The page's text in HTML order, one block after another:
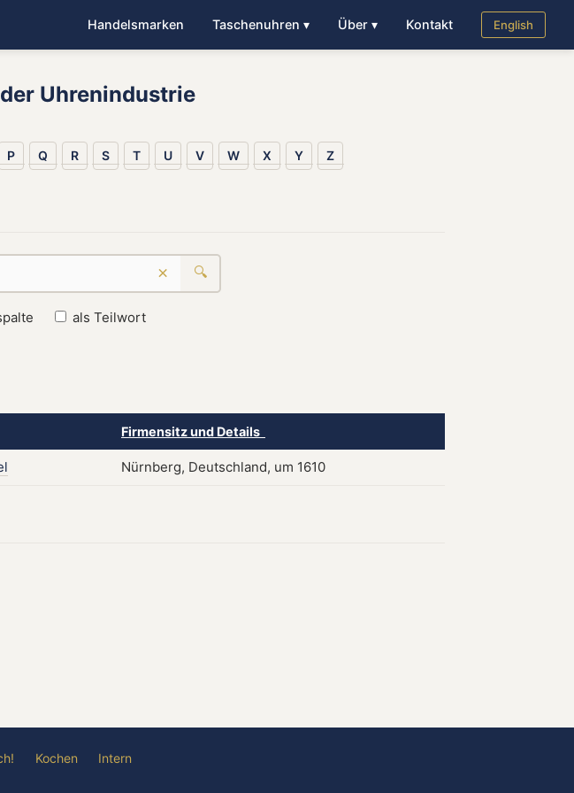
Handelsmarken Taschenuhren ▾ Über ▾ Kontakt English
Uhrenindustrie
P Q R S T U V W X Y Z
× 🔍
als Teilwort
Firmensitz und Details
Nürnberg, Deutschland, um 1610
Kochen Intern